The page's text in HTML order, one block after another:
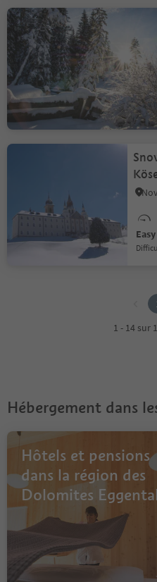
hut
Easy
1 - 14 sur
Hébergement dans
Hôtels et pensions
dans la région des
Dolomites Eggental